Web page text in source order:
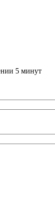
5 минут